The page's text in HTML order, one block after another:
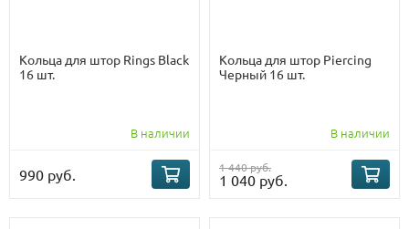
Кольца для штор Rings Black
16 шт.
В наличии
990 руб.
Кольца для штор Piercing
Черный 16 шт.
В наличии
1 440 руб.
1 040 руб.